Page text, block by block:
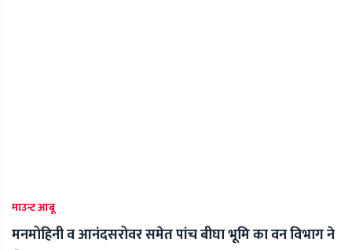
माउन्ट आबू
मनमोहिनी व आनंदसरोवर समेत पांच बीघा भूमि का वन विभाग ने